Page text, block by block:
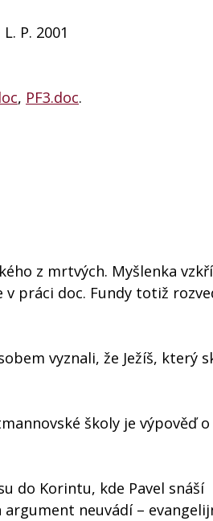
P. 2001
, PF3.doc.
z mrtvých. Myšlenka
v práci doc. Fundy totiž
vyznali, že Ježíš, který
školy je výpověď
do Korintu, kde Pavel snáší
neuvádí –